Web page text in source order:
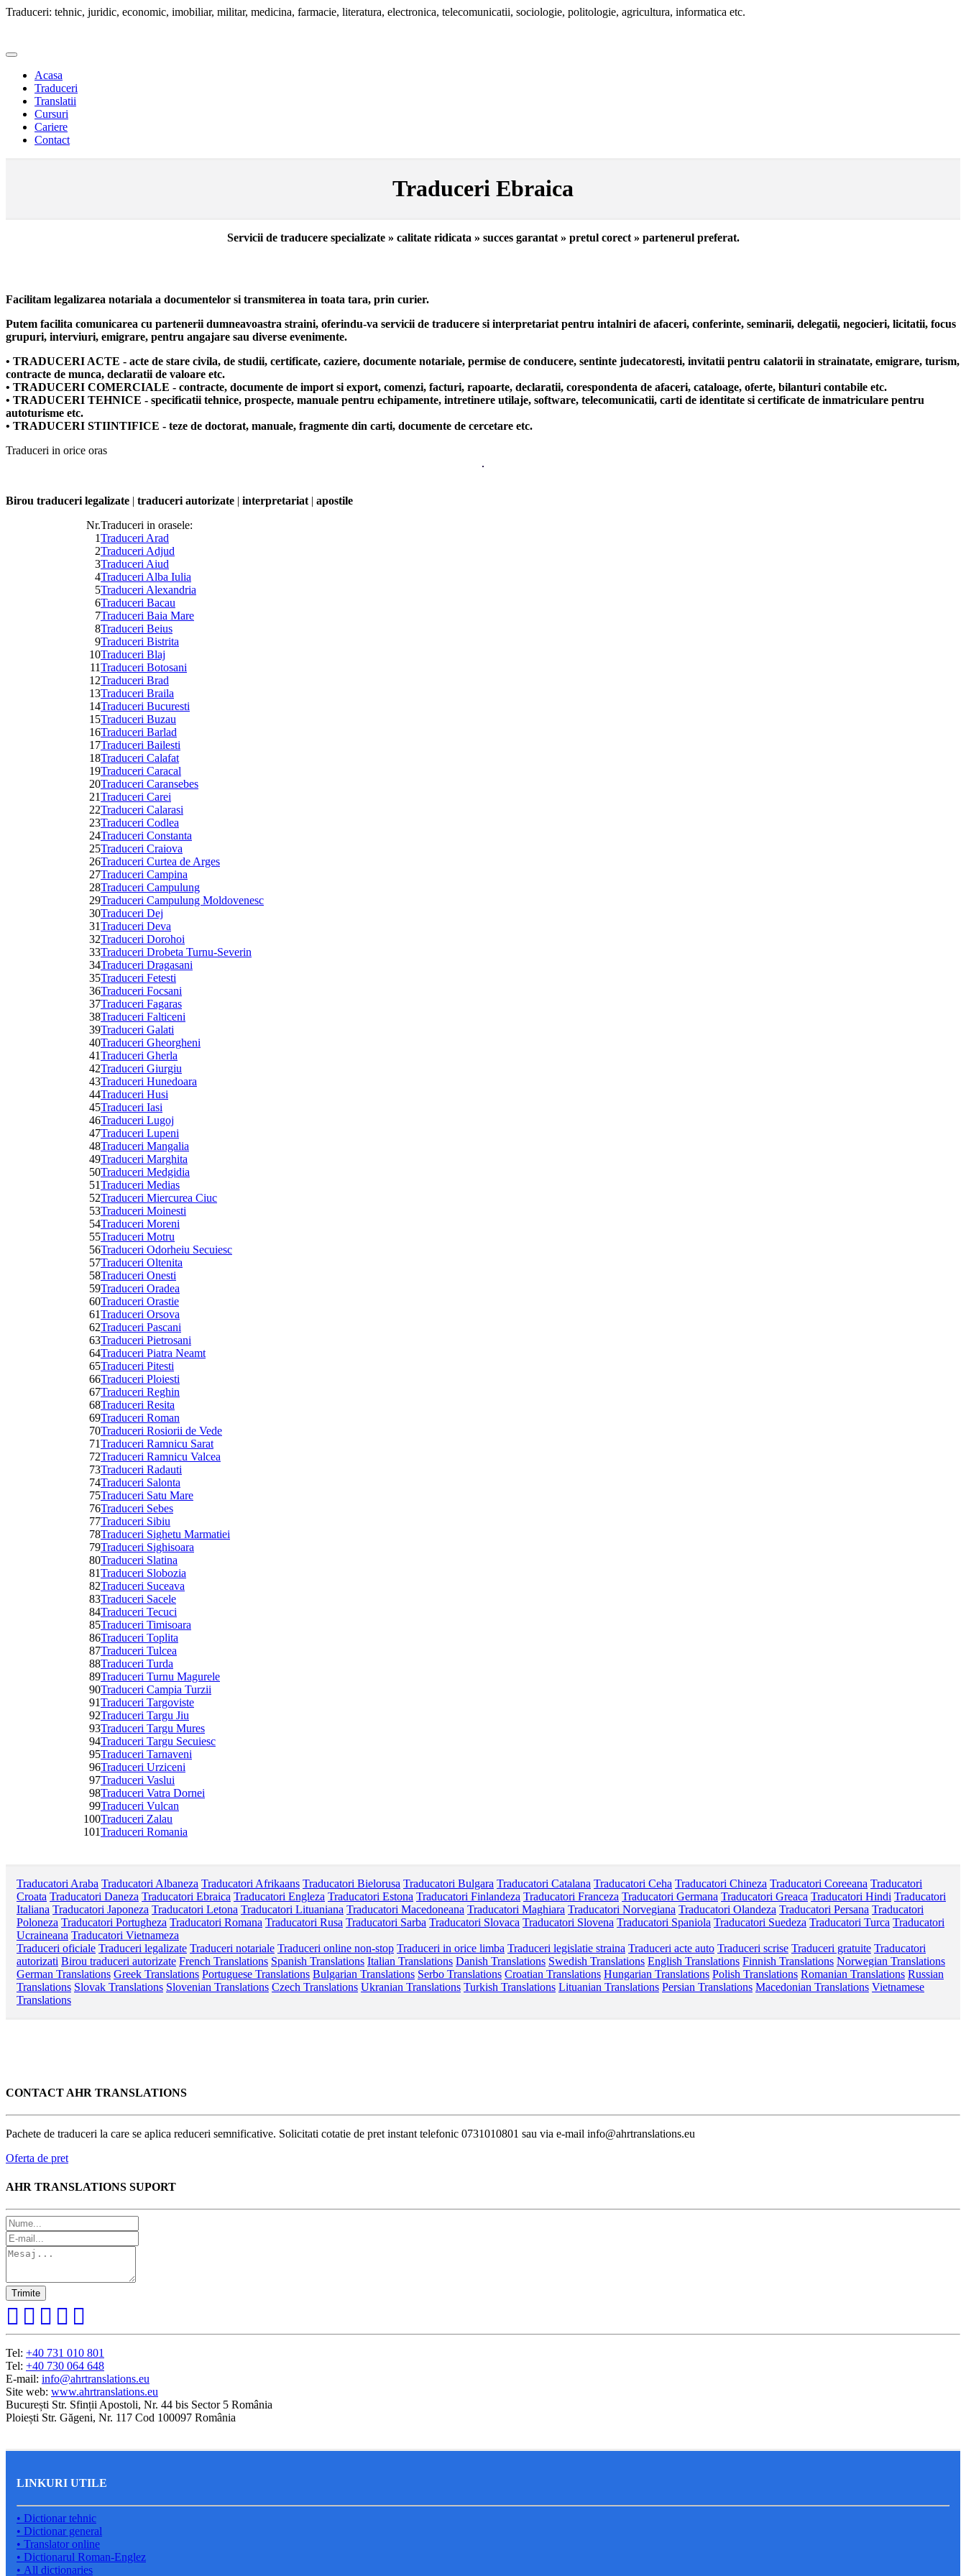
Traduceri: tehnic, juridic, economic, imobiliar, militar, medicina, farmacie, literatura, electronica, telecomunicatii, sociologie, politologie, agricultura, informatica etc.
Acasa
Traduceri
Translatii
Cursuri
Cariere
Contact
Traduceri Ebraica
Servicii de traducere specializate » calitate ridicata » succes garantat » pretul corect » partenerul preferat.
Facilitam legalizarea notariala a documentelor si transmiterea in toata tara, prin curier.
Putem facilita comunicarea cu partenerii dumneavoastra straini, oferindu-va servicii de traducere si interpretariat pentru intalniri de afaceri, conferinte, seminarii, delegatii, negocieri, licitatii, focus
grupuri, interviuri, emigrare, pentru angajare sau diverse evenimente.
• TRADUCERI ACTE - acte de stare civila, de studii, certificate, caziere, documente notariale, permise de conducere, sentinte judecatoresti, invitatii pentru calatorii in strainatate, emigrare, turism,
contracte de munca, declaratii de valoare etc.
• TRADUCERI COMERCIALE - contracte, documente de import si export, comenzi, facturi, rapoarte, declaratii, corespondenta de afaceri, cataloage, oferte, bilanturi contabile etc.
• TRADUCERI TEHNICE - specificatii tehnice, prospecte, manuale pentru echipamente, intretinere utilaje, software, telecomunicatii, carti de identitate si certificate de inmatriculare pentru
autoturisme etc.
• TRADUCERI STIINTIFICE - teze de doctorat, manuale, fragmente din carti, documente de cercetare etc.
Traduceri in orice oras
Birou traduceri legalizate | traduceri autorizate | interpretariat | apostile
Nr.Traduceri in orasele:
1Traduceri Arad
2Traduceri Adjud
3Traduceri Aiud
4Traduceri Alba Iulia
5Traduceri Alexandria
6Traduceri Bacau
7Traduceri Baia Mare
8Traduceri Beius
9Traduceri Bistrita
10Traduceri Blaj
11Traduceri Botosani
12Traduceri Brad
13Traduceri Braila
14Traduceri Bucuresti
15Traduceri Buzau
16Traduceri Barlad
17Traduceri Bailesti
18Traduceri Calafat
19Traduceri Caracal
20Traduceri Caransebes
21Traduceri Carei
22Traduceri Calarasi
23Traduceri Codlea
24Traduceri Constanta
25Traduceri Craiova
26Traduceri Curtea de Arges
27Traduceri Campina
28Traduceri Campulung
29Traduceri Campulung Moldovenesc
30Traduceri Dej
31Traduceri Deva
32Traduceri Dorohoi
33Traduceri Drobeta Turnu-Severin
34Traduceri Dragasani
35Traduceri Fetesti
36Traduceri Focsani
37Traduceri Fagaras
38Traduceri Falticeni
39Traduceri Galati
40Traduceri Gheorgheni
41Traduceri Gherla
42Traduceri Giurgiu
43Traduceri Hunedoara
44Traduceri Husi
45Traduceri Iasi
46Traduceri Lugoj
47Traduceri Lupeni
48Traduceri Mangalia
49Traduceri Marghita
50Traduceri Medgidia
51Traduceri Medias
52Traduceri Miercurea Ciuc
53Traduceri Moinesti
54Traduceri Moreni
55Traduceri Motru
56Traduceri Odorheiu Secuiesc
57Traduceri Oltenita
58Traduceri Onesti
59Traduceri Oradea
60Traduceri Orastie
61Traduceri Orsova
62Traduceri Pascani
63Traduceri Pietrosani
64Traduceri Piatra Neamt
65Traduceri Pitesti
66Traduceri Ploiesti
67Traduceri Reghin
68Traduceri Resita
69Traduceri Roman
70Traduceri Rosiorii de Vede
71Traduceri Ramnicu Sarat
72Traduceri Ramnicu Valcea
73Traduceri Radauti
74Traduceri Salonta
75Traduceri Satu Mare
76Traduceri Sebes
77Traduceri Sibiu
78Traduceri Sighetu Marmatiei
79Traduceri Sighisoara
80Traduceri Slatina
81Traduceri Slobozia
82Traduceri Suceava
83Traduceri Sacele
84Traduceri Tecuci
85Traduceri Timisoara
86Traduceri Toplita
87Traduceri Tulcea
88Traduceri Turda
89Traduceri Turnu Magurele
90Traduceri Campia Turzii
91Traduceri Targoviste
92Traduceri Targu Jiu
93Traduceri Targu Mures
94Traduceri Targu Secuiesc
95Traduceri Tarnaveni
96Traduceri Urziceni
97Traduceri Vaslui
98Traduceri Vatra Dornei
99Traduceri Vulcan
100Traduceri Zalau
101Traduceri Romania
Traducatori Araba Traducatori Albaneza Traducatori Afrikaans Traducatori Bielorusa Traducatori Bulgara Traducatori Catalana Traducatori Ceha Traducatori Chineza Traducatori Coreeana Traducatori
Croata Traducatori Daneza Traducatori Ebraica Traducatori Engleza Traducatori Estona Traducatori Finlandeza Traducatori Franceza Traducatori Germana Traducatori Greaca Traducatori Hindi Traducatori
Italiana Traducatori Japoneza Traducatori Letona Traducatori Lituaniana Traducatori Macedoneana Traducatori Maghiara Traducatori Norvegiana Traducatori Olandeza Traducatori Persana Traducatori
Poloneza Traducatori Portugheza Traducatori Romana Traducatori Rusa Traducatori Sarba Traducatori Slovaca Traducatori Slovena Traducatori Spaniola Traducatori Suedeza Traducatori Turca Traducatori
Ucraineana Traducatori Vietnameza
Traduceri oficiale Traduceri legalizate Traduceri notariale Traduceri online non-stop Traduceri in orice limba Traduceri legislatie straina Traduceri acte auto Traduceri scrise Traduceri gratuite Traducatori
autorizati Birou traduceri autorizate French Translations Spanish Translations Italian Translations Danish Translations Swedish Translations English Translations Finnish Translations Norwegian Translations
German Translations Greek Translations Portuguese Translations Bulgarian Translations Serbo Translations Croatian Translations Hungarian Translations Polish Translations Romanian Translations Russian
Translations Slovak Translations Slovenian Translations Czech Translations Ukranian Translations Turkish Translations Lituanian Translations Persian Translations Macedonian Translations Vietnamese
Translations
CONTACT AHR TRANSLATIONS
Pachete de traduceri la care se aplica reduceri semnificative. Solicitati cotatie de pret instant telefonic 0731010801 sau via e-mail info@ahrtranslations.eu
Oferta de pret
AHR TRANSLATIONS SUPORT
Tel: +40 731 010 801
Tel: +40 730 064 648
E-mail: info@ahrtranslations.eu
Site web: www.ahrtranslations.eu
București Str. Sfinții Apostoli, Nr. 44 bis Sector 5 România
Ploiești Str. Găgeni, Nr. 117 Cod 100097 România
LINKURI UTILE
• Dictionar tehnic
• Dictionar general
• Translator online
• Dictionarul Roman-Englez
• All dictionaries